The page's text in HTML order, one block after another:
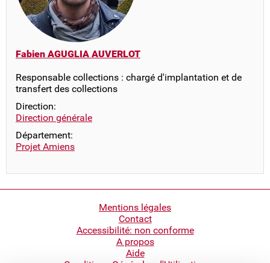
Fabien AGUGLIA AUVERLOT
Responsable collections : chargé d'implantation et de
transfert des collections
Direction:
Direction générale
Département:
Projet Amiens
Mentions légales
Contact
Accessibilité: non conforme
A propos
Aide